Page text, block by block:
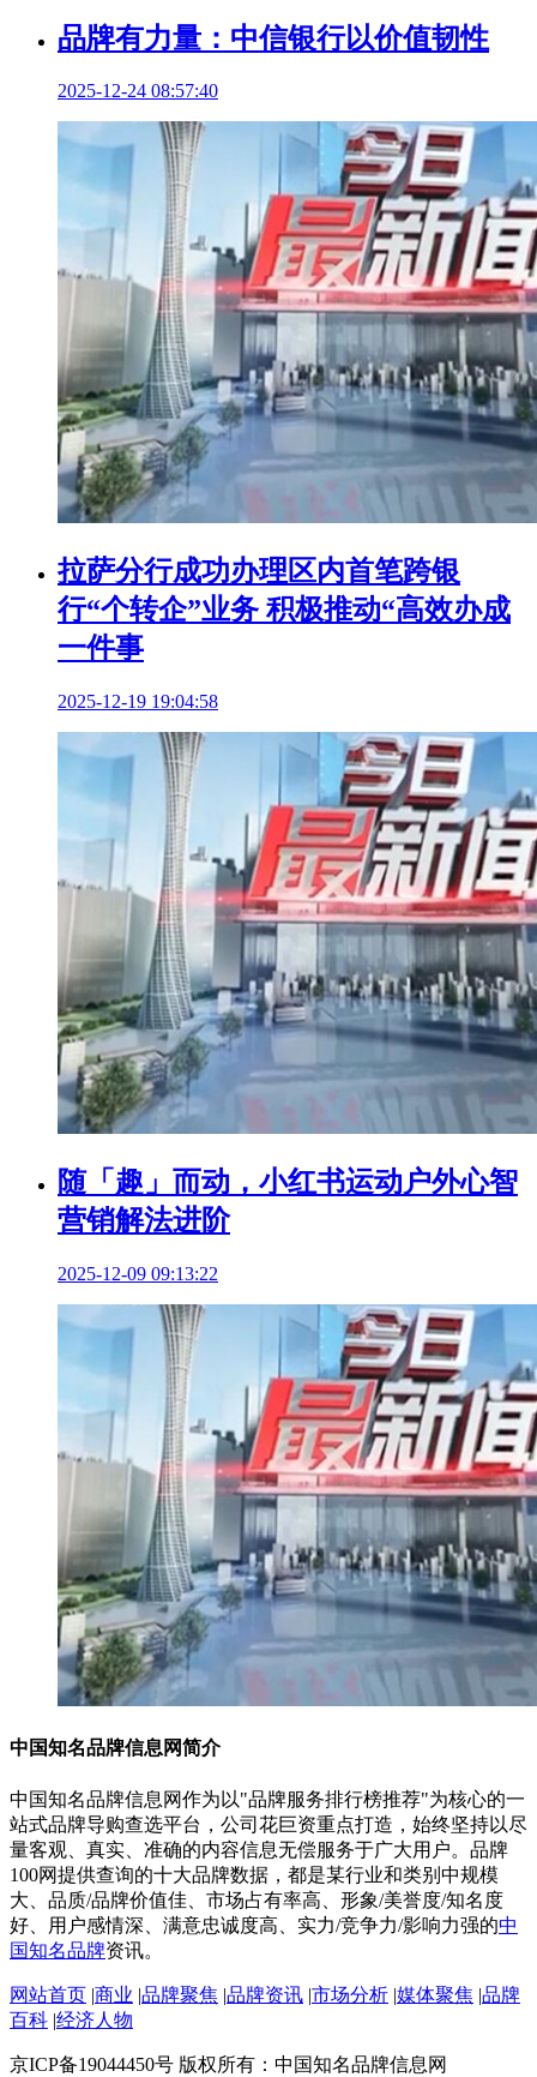
品牌有力量：中信银行以价值韧性
2025-12-24 08:57:40
拉萨分行成功办理区内首笔跨银
行“个转企”业务 积极推动“高效办成
一件事
2025-12-19 19:04:58
随「趣」而动，小红书运动户外心智
营销解法进阶
2025-12-09 09:13:22
中国知名品牌信息网简介
中国知名品牌信息网作为以"品牌服务排行榜推荐"为核心的一
站式品牌导购查选平台，公司花巨资重点打造，始终坚持以尽
量客观、真实、准确的内容信息无偿服务于广大用户。品牌
100网提供查询的十大品牌数据，都是某行业和类别中规模
大、品质/品牌价值佳、市场占有率高、形象/美誉度/知名度
好、用户感情深、满意忠诚度高、实力/竞争力/影响力强的中
国知名品牌资讯。
网站首页 |商业 |品牌聚焦 |品牌资讯 |市场分析 |媒体聚焦 |品牌
百科 |经济人物
京ICP备19044450号 版权所有：中国知名品牌信息网